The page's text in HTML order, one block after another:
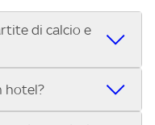
di calcio e
le partite di Serie A,
hotel?